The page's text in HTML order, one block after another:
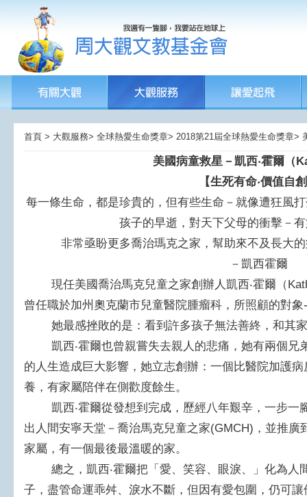
首頁 > 大觀服務> 全球熱愛生命獎章> 2018第21屆全球熱愛生命獎章>
美國病童救星－凱西‧霍爾（
【生死有命‧價值自
每一條生命，都是珍貴的，但有些生命－就像遭狂風
孩子的早逝，對天下父母的衝擊－
非常亟盼更多喬治瑪克之家，幫助來不及長大
－凱西霍爾
現任美國喬治馬克兒童之家創辦人凱西‧霍爾（
曾任職於加州奧克蘭市兒童醫院腫瘤科，所照顧的對
她最感挫敗的是：看到許多孩子無法善終，和其家
凱西‧霍爾也曾親嘗失去親人的悲痛，她有兩個兄
的人生造成巨大影響，她立志創辦：一個比醫院加護
養，有家屬陪伴在側歡度餘生。
凱西‧霍爾從發想到完成，歷經八年艱辛，一步一
出人間安寧天堂－喬治馬克兒童之家(GMCH)，並推廣
家屬，有一個最後最溫暖的家。
總之，凱西‧霍爾把「愛、笑容、眼淚、」化為人
子，盡管命運乖舛、淚水不斷，但因有愛包圍，仍可